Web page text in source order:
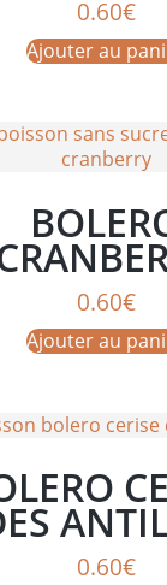
0.60€
Ajouter au
0.60€
Ajouter au
0.60€